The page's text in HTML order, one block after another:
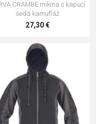
CRAMBE mikina s kapucí
šedá kamufláž
27,30 €